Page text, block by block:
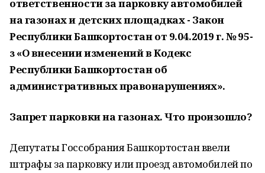
ответственности за парковку автомобилей
на газонах и детских площадках - Закон
Республики Башкортостан от 9.04.2019 г. № 95-
з «О внесении изменений в Кодекс
Республики Башкортостан об
административных правонарушениях».
Запрет парковки на газонах. Что произошло?
Депутаты Госсобрания Башкортостан ввели
штрафы за парковку или проезд автомобилей по